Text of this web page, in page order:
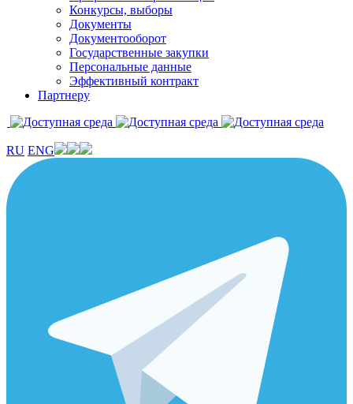
Конкурсы, выборы
Документы
Документооборот
Государственные закупки
Персональные данные
Эффективный контракт
Партнеру
RU ENG